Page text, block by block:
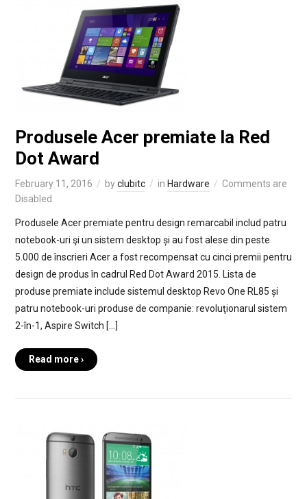
Produsele Acer premiate la Red
Dot Award
February 11, 2016 byclubitc in Hardware
Comments are
Disabled
Produsele Acer premiate pentru design remarcabil includ patru
notebook-uri şi un sistem desktop și au fost alese din peste
5.000 de înscrieri Acer a fost recompensat cu cinci premii pentru
design de produs în cadrul Red Dot Award 2015. Lista de
produse premiate include sistemul desktop Revo One RL85 și
patru notebook-uri produse de companie: revoluţionarul sistem
2-în-1, Aspire Switch […]
Read more ›